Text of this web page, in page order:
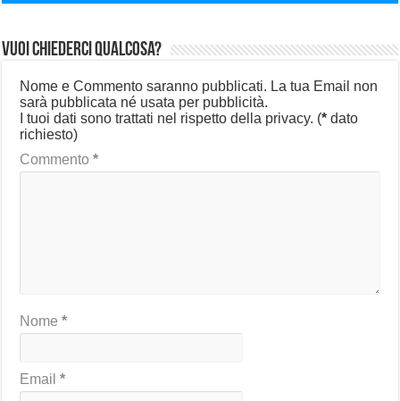
Vuoi chiederci qualcosa?
Nome e Commento saranno pubblicati. La tua Email non
sarà pubblicata né usata per pubblicità.
I tuoi dati sono trattati nel rispetto della privacy. (* dato
richiesto)
Commento*
Nome*
Email*